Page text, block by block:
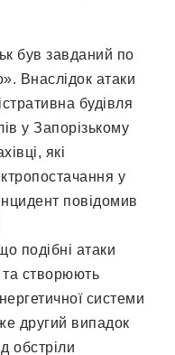
був завданий по
Внаслідок атаки
будівля
у Запорізькому
які
у
повідомив
подібні атаки
створюють
системи
другий випадок
обстріли